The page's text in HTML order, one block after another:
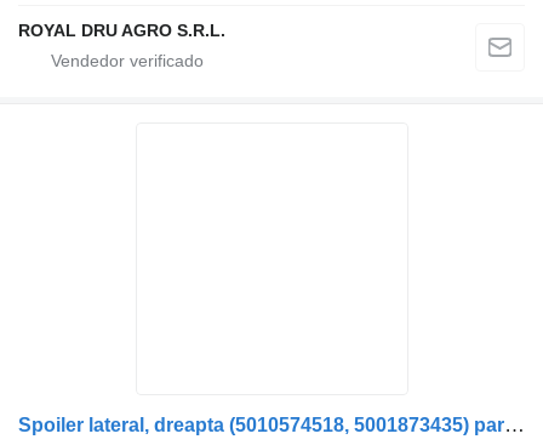
ROYAL DRU AGRO S.R.L.
Spoiler lateral, dreapta (5010574518, 5001873435) para Renault Magnum Dxi camión